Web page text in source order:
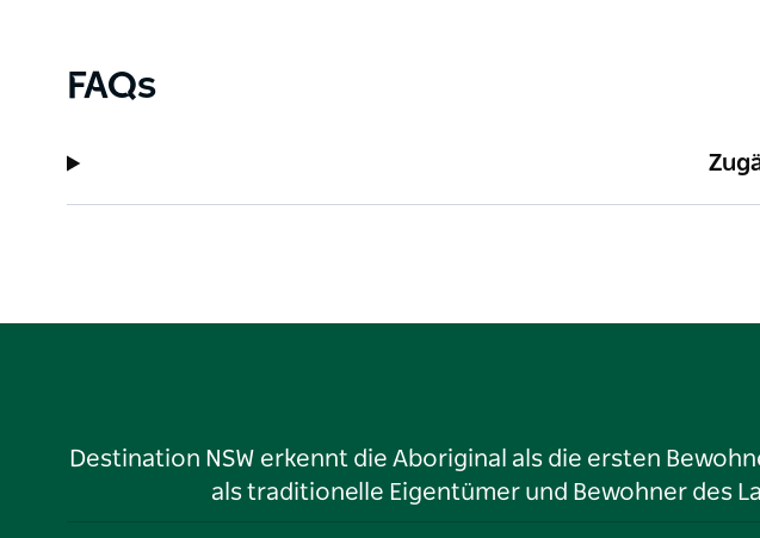
FAQs
Destination NSW erkennt die Aboriginal als die ersten
als traditionelle Eigentümer und Bewohner des